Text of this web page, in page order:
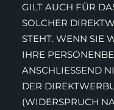
GILT AUCH FÜR
SOLCHER
STEHT. WENN SIE
IHRE
ANSCHLIESSEND
DER
(WIDERSPRUCH